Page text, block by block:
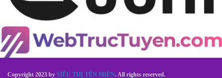
Copyright 2023 by SIÊU THỊ TÊN MIỀN. All rights reserved.